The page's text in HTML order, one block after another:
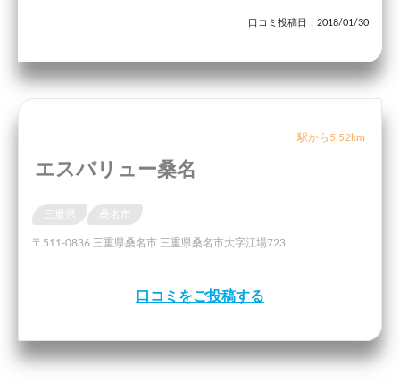
口コミ投稿日：2018/01/30
駅から5.52km
エスバリュー桑名
桑名市
〒511-0836 三重県桑名市 三重県桑名市大字江場723
口コミをご投稿する